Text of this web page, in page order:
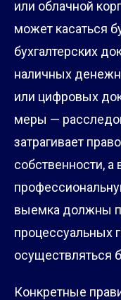
или облачной
может касаться
бухгалтерских
наличных
или цифровых
меры —
затрагивает
собственности,
выемка должны
процессуальных
осуществляться
Конкретные